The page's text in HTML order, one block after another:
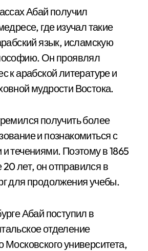
Абай получил
где изучал такие
язык, исламскую
Он проявлял
к арабской литературе и
мудрости Востока.
получить более
и познакомиться с
течениями. Поэтому в 1865
20 лет, он отправился в
для продолжения учебы.
Абай поступил в
отделение
Московского университета,